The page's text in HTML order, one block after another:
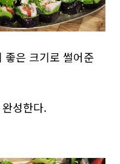
은 크기로 썰어준
성한다.